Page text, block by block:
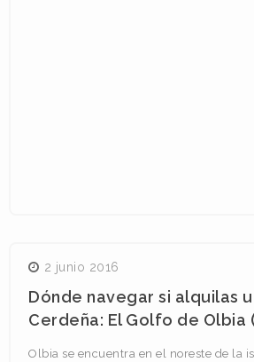
2 junio 2016
Dónde navegar si alquilas
Cerdeña: El Golfo de Olbia
Olbia se encuentra en el noreste de la